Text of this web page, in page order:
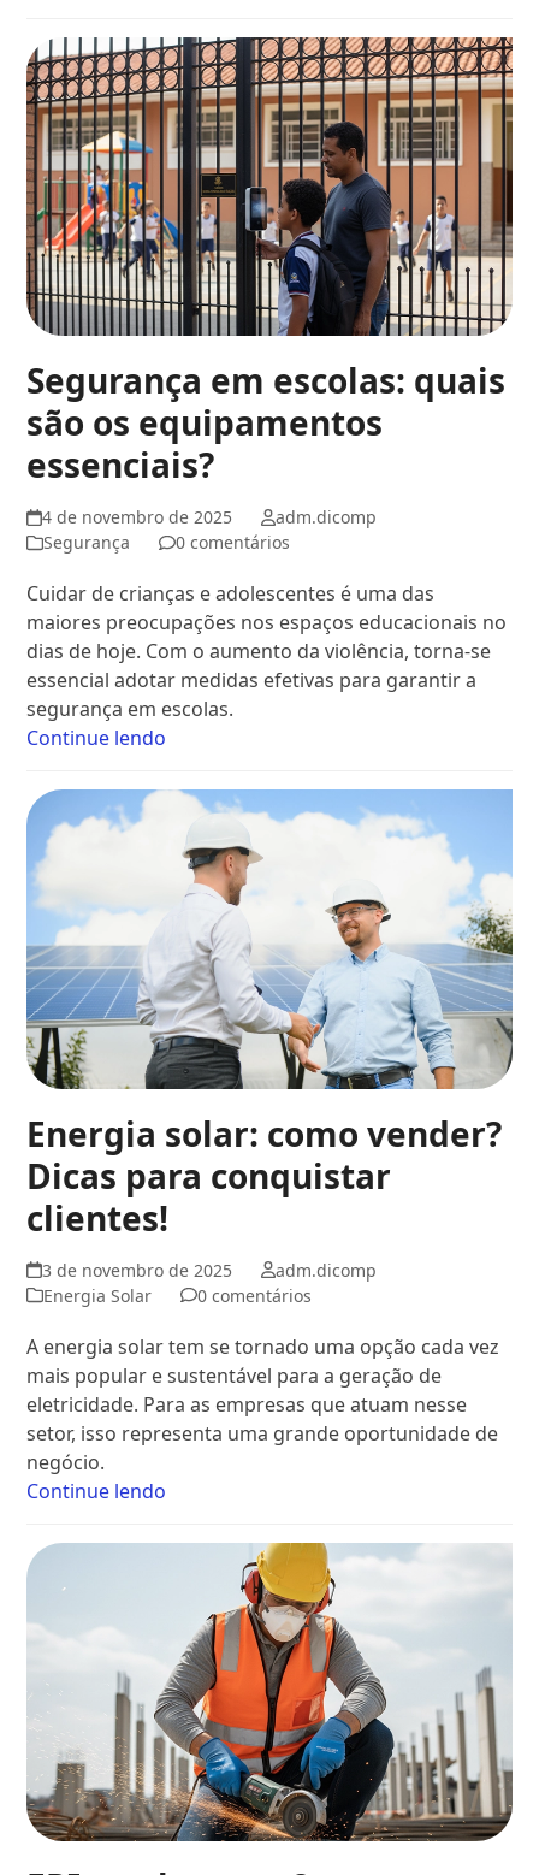
Segurança em escolas: quais
são os equipamentos
essenciais?
4 de novembro de 2025
adm.dicomp
Segurança
0 comentários
Cuidar de crianças e adolescentes é uma das
maiores preocupações nos espaços educacionais no
dias de hoje. Com o aumento da violência, torna-se
essencial adotar medidas efetivas para garantir a
segurança em escolas.
Continue lendo
Energia solar: como vender?
Dicas para conquistar
clientes!
3 de novembro de 2025
adm.dicomp
Energia Solar
0 comentários
A energia solar tem se tornado uma opção cada vez
mais popular e sustentável para a geração de
eletricidade. Para as empresas que atuam nesse
setor, isso representa uma grande oportunidade de
negócio.
Continue lendo